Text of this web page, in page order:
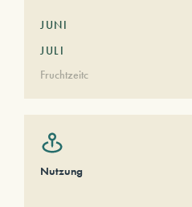
JUNI
JULI
Fruchtzeitc
Nutzung